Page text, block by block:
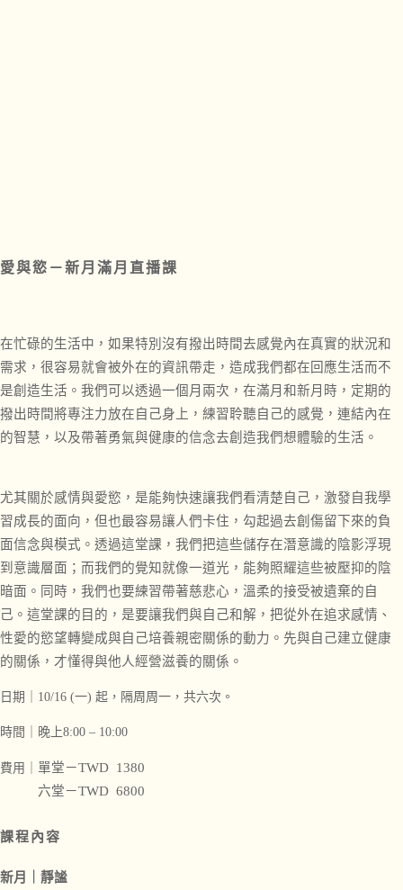
愛與慾－新月滿月直播課
在忙碌的生活中，如果特別沒有撥出時間去感覺內在真實的狀況和
需求，很容易就會被外在的資訊帶走，造成我們都在回應生活而不
是創造生活。我們可以透過一個月兩次，在滿月和新月時，定期的
撥出時間將專注力放在自己身上，練習聆聽自己的感覺，連結內在
的智慧，以及帶著勇氣與健康的信念去創造我們想體驗的生活。
尤其關於感情與愛慾，是能夠快速讓我們看清楚自己，激發自我學
習成長的面向，但也最容易讓人們卡住，勾起過去創傷留下來的負
面信念與模式。透過這堂課，我們把這些儲存在潛意識的陰影浮現
到意識層面；而我們的覺知就像一道光，能夠照耀這些被壓抑的陰
暗面。同時，我們也要練習帶著慈悲心，溫柔的接受被遺棄的自
己。這堂課的目的，是要讓我們與自己和解，把從外在追求感情、
性愛的慾望轉變成與自己培養親密關係的動力。先與自己建立健康
的關係，才懂得與他人經營滋養的關係。
日期｜10/16 (一) 起，隔周周一，共六次。
時間 ｜晚上8:00 – 10:00
費用
單堂－TWD 1380
六堂－TWD 6800
課程內容
新月｜靜謐